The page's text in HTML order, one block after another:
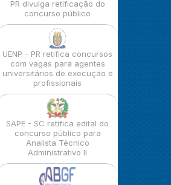
PR divulga retificação do
concurso público
UENP - PR retifica concursos
com vagas para agentes
universitários de execução e
profissionais
SAPE - SC retifica edital do
concurso público para
Analista Técnico
Administrativo II